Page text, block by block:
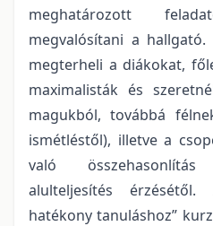
meghatározott
megvalósítani a
megterheli a diákokat,
maximalisták és
magukból, továbbá
ismétléstől), illetve a
való
alulteljesítés
hatékony tanuláshoz”